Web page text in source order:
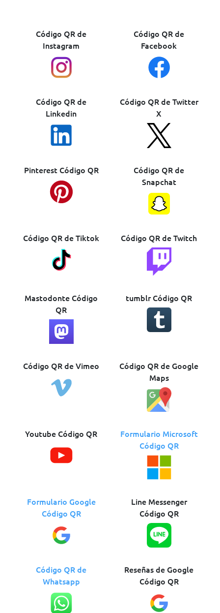
Código QR de
Instagram
Código QR de
Facebook
Código QR de
Linkedin
Código QR de Twitter
X
Pinterest Código QR
Código QR de
Snapchat
Código QR de Tiktok Código QR de Twitch
Mastodonte Código
QR
tumblr Código QR
Código QR de Vimeo
Código QR de Google
Maps
Youtube Código QR
Formulario Microsoft
Código QR
Formulario Google
Código QR
Line Messenger
Código QR
Código QR de
Whatsapp
Reseñas de Google
Código QR